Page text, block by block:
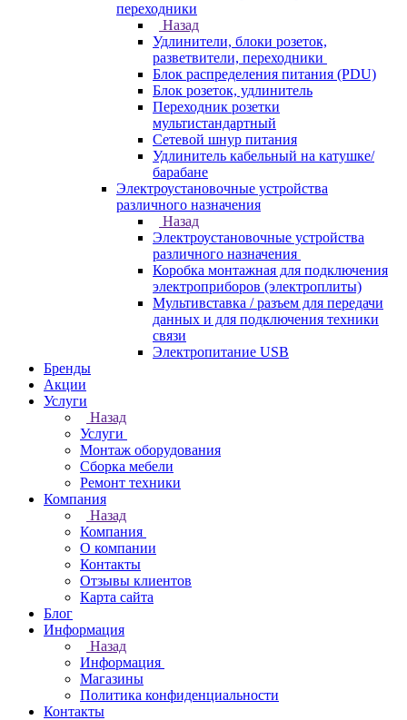
переходники
Назад
Удлинители, блоки розеток,
разветвители, переходники
Блок распределения питания (PDU)
Блок розеток, удлинитель
Переходник розетки
мультистандартный
Сетевой шнур питания
Удлинитель кабельный на катушке/
барабане
Электроустановочные устройства
различного назначения
Назад
Электроустановочные устройства
различного назначения
Коробка монтажная для подключения
электроприборов (электроплиты)
Мультивставка / разъем для передачи
данных и для подключения техники
связи
Электропитание USB
Бренды
Акции
Услуги
Назад
Услуги
Монтаж оборудования
Сборка мебели
Ремонт техники
Компания
Назад
Компания
О компании
Контакты
Отзывы клиентов
Карта сайта
Блог
Информация
Назад
Информация
Магазины
Политика конфиденциальности
Контакты